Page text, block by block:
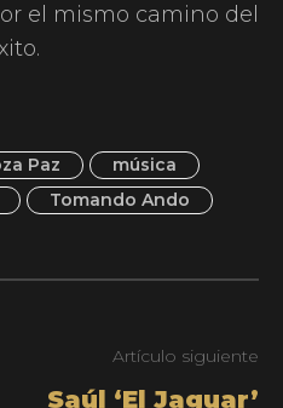
el mismo camino del
Paz
música
Tomando Ando
Artículo siguiente
Saúl ‘El Jaguar’